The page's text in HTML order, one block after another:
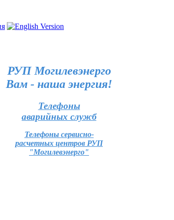
РУП Могилевэнерго
Вам - наша энергия!
Телефоны
аварийных служб
Телефоны сервисно-
расчетных центров РУП
"Могилевэнерго"